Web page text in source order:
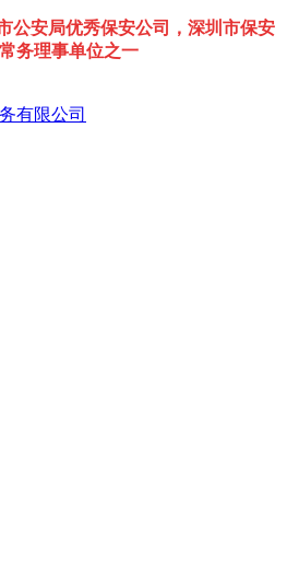
公安局优秀保安公司，深圳市保安
务理事单位之一